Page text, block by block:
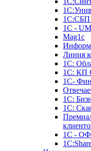
1С:СБП
1C -
Mag1c
Линия
1С:
1С: КП
1С-
1С:
1С:
1С -